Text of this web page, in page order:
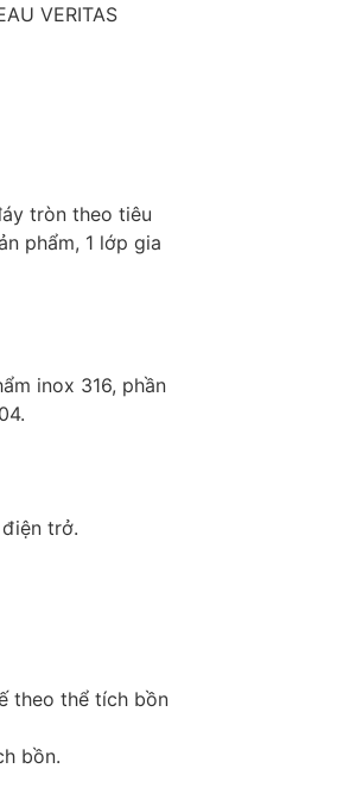
VERITAS
tròn theo tiêu
phẩm, 1 lớp gia
inox 316, phần
trở.
theo thể tích bồn
bồn.